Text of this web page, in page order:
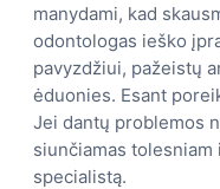
manydami, kad
odontologas ieško
pavyzdžiui, pažeistų
ėduonies. Esant
Jei dantų problemos
siunčiamas
specialistą.